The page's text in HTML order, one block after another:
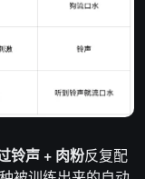
铃声 + 肉粉反复配